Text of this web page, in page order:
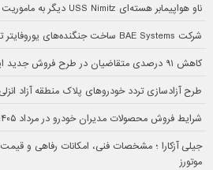
ناو هواپیمابر هسته‌ای USS Nimitz دیگر به ماموریت عملیاتی بازنمی‌گردد
شرکت BAE Systems ساخت جنگنده‌های یوروفایتر تایفون برای ترکیه را کلید زد
کاهش ۹۱ درصدی متقاضیان در طرح فروش جدید ایران خودرو
طرح آزادسازی تردد خودروهای پلاک منطقه آزاد
شرایط فروش محصولات مدیران خودرو در مرداد ۱۴۰۵ اعلام شد
جیلی آزکارا ؛ مشخصات فنی، امکانات رفاهی و
موتورز